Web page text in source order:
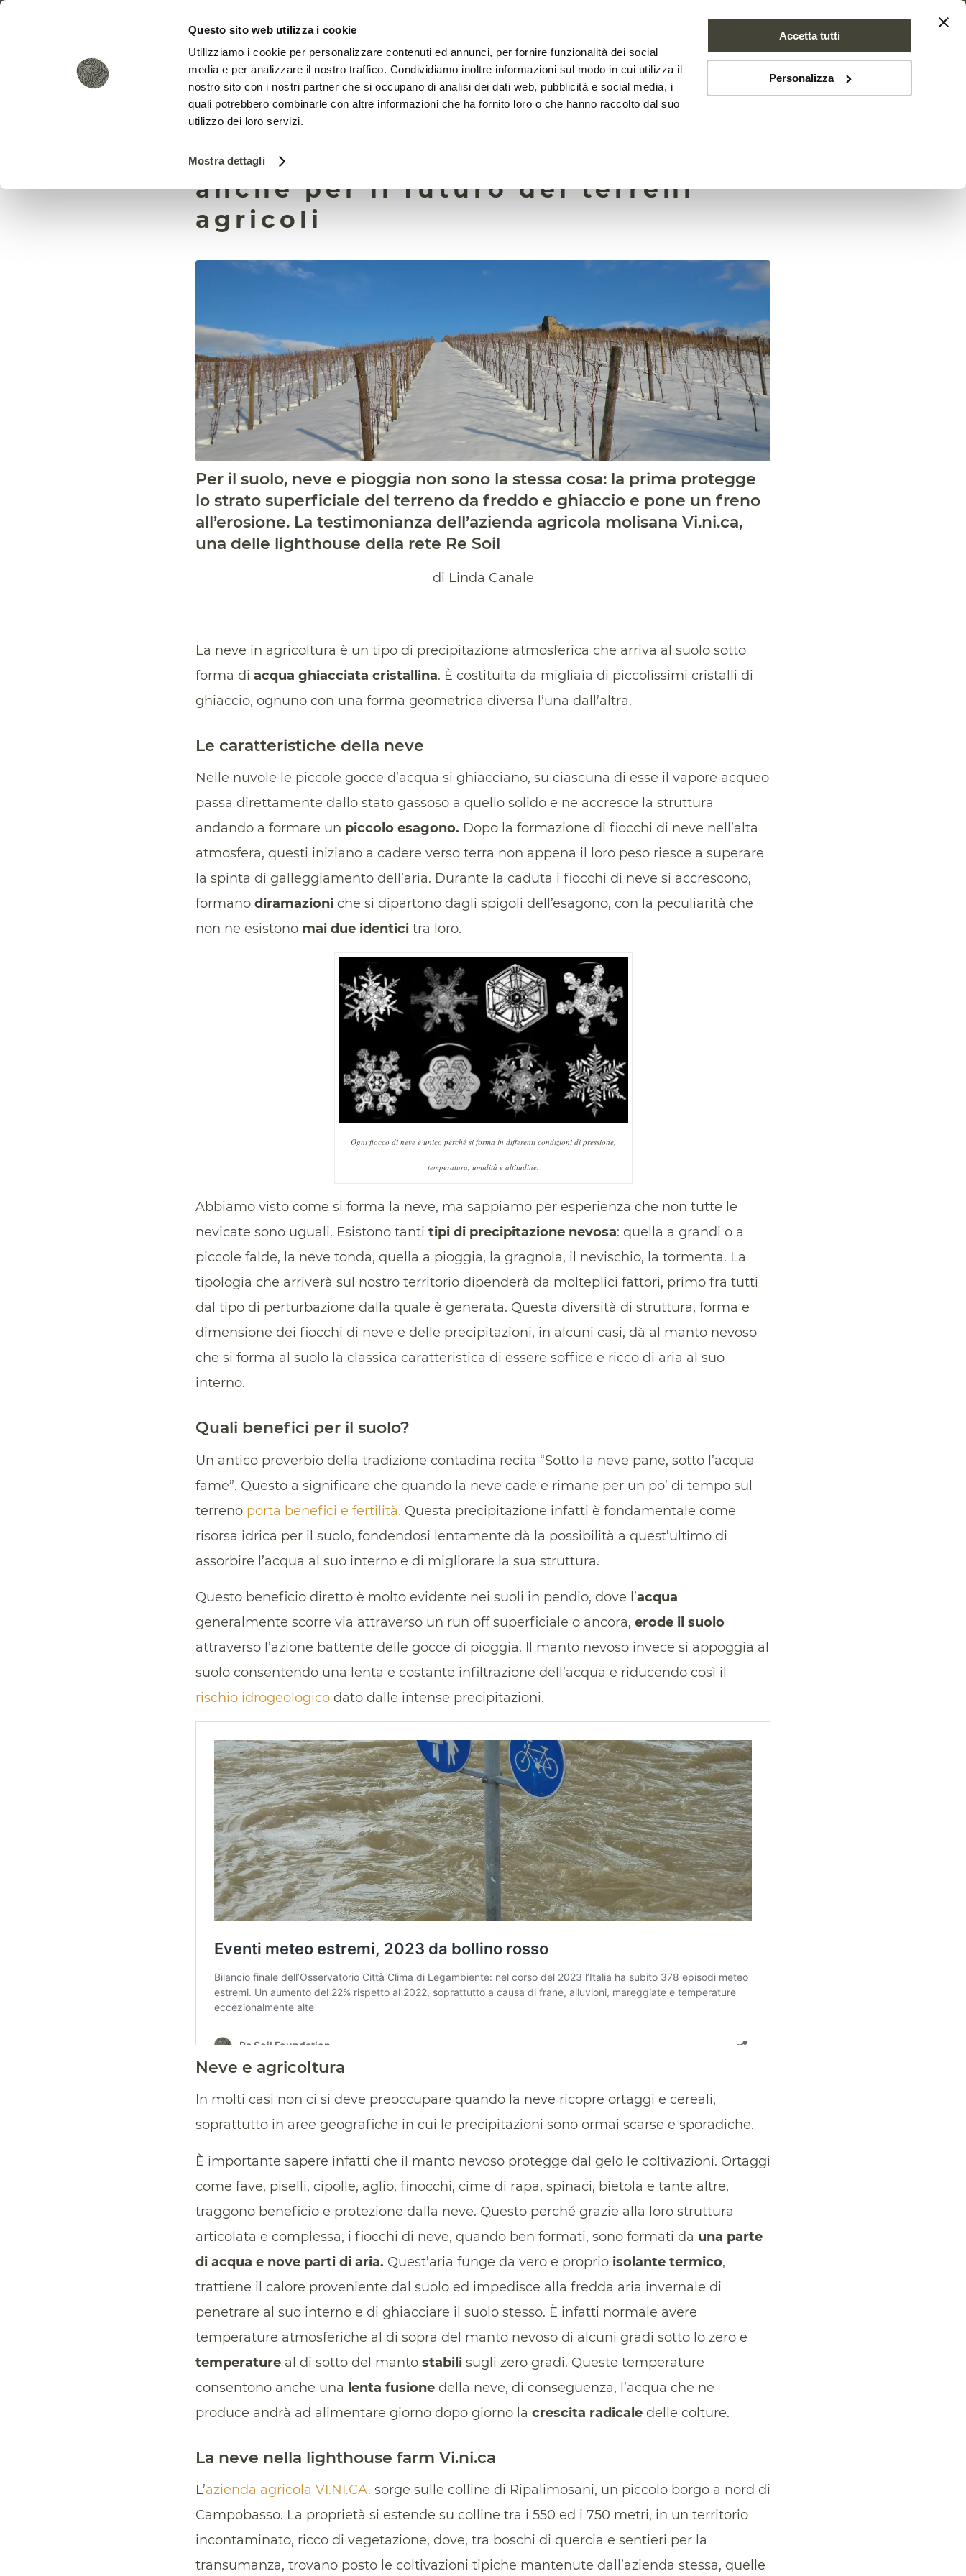
Questo sito web utilizza i cookie
Utilizziamo i cookie per personalizzare contenuti ed annunci, per fornire funzionalità dei social
media e per analizzare il nostro traffico. Condividiamo inoltre informazioni sul modo in cui utilizza il
nostro sito con i nostri partner che si occupano di analisi dei dati web, pubblicità e social media, i
quali potrebbero combinarle con altre informazioni che ha fornito loro o che hanno raccolto dal suo
utilizzo dei loro servizi.
Mostra dettagli
Accetta tutti
Personalizza
LA FONDAZIONE ATTIVITÀ RISORSE LIGHTHOUSE FARMS NEWS CONTATTI
La neve scompare. Un problema
anche per il futuro dei terreni
agricoli
Per il suolo, neve e pioggia non sono la stessa cosa: la prima protegge
lo strato superficiale del terreno da freddo e ghiaccio e pone un freno
all’erosione. La testimonianza dell’azienda agricola molisana Vi.ni.ca,
una delle lighthouse della rete Re Soil
di Linda Canale
La neve in agricoltura è un tipo di precipitazione atmosferica che arriva al suolo sotto
forma di acqua ghiacciata cristallina. È costituita da migliaia di piccolissimi cristalli di
ghiaccio, ognuno con una forma geometrica diversa l’una dall’altra.
Le caratteristiche della neve
Nelle nuvole le piccole gocce d’acqua si ghiacciano, su ciascuna di esse il vapore acqueo
passa direttamente dallo stato gassoso a quello solido e ne accresce la struttura
andando a formare un piccolo esagono. Dopo la formazione di fiocchi di neve nell’alta
atmosfera, questi iniziano a cadere verso terra non appena il loro peso riesce a superare
la spinta di galleggiamento dell’aria. Durante la caduta i fiocchi di neve si accrescono,
formano diramazioni che si dipartono dagli spigoli dell’esagono, con la peculiarità che
non ne esistono mai due identici tra loro.
Ogni fiocco di neve è unico perché si forma in differenti condizioni di pressione,
temperatura, umidità e altitudine.
Abbiamo visto come si forma la neve, ma sappiamo per esperienza che non tutte le
nevicate sono uguali. Esistono tanti tipi di precipitazione nevosa: quella a grandi o a
piccole falde, la neve tonda, quella a pioggia, la gragnola, il nevischio, la tormenta. La
tipologia che arriverà sul nostro territorio dipenderà da molteplici fattori, primo fra tutti
dal tipo di perturbazione dalla quale è generata. Questa diversità di struttura, forma e
dimensione dei fiocchi di neve e delle precipitazioni, in alcuni casi, dà al manto nevoso
che si forma al suolo la classica caratteristica di essere soffice e ricco di aria al suo
interno.
Quali benefici per il suolo?
Un antico proverbio della tradizione contadina recita “Sotto la neve pane, sotto l’acqua
fame”. Questo a significare che quando la neve cade e rimane per un po’ di tempo sul
terreno porta benefici e fertilità. Questa precipitazione infatti è fondamentale come
risorsa idrica per il suolo, fondendosi lentamente dà la possibilità a quest’ultimo di
assorbire l’acqua al suo interno e di migliorare la sua struttura.
Questo beneficio diretto è molto evidente nei suoli in pendio, dove l’acqua
generalmente scorre via attraverso un run off superficiale o ancora, erode il suolo
attraverso l’azione battente delle gocce di pioggia. Il manto nevoso invece si appoggia al
suolo consentendo una lenta e costante infiltrazione dell’acqua e riducendo così il
rischio idrogeologico dato dalle intense precipitazioni.
Neve e agricoltura
In molti casi non ci si deve preoccupare quando la neve ricopre ortaggi e cereali,
soprattutto in aree geografiche in cui le precipitazioni sono ormai scarse e sporadiche.
È importante sapere infatti che il manto nevoso protegge dal gelo le coltivazioni. Ortaggi
come fave, piselli, cipolle, aglio, finocchi, cime di rapa, spinaci, bietola e tante altre,
traggono beneficio e protezione dalla neve. Questo perché grazie alla loro struttura
articolata e complessa, i fiocchi di neve, quando ben formati, sono formati da una parte
di acqua e nove parti di aria. Quest’aria funge da vero e proprio isolante termico,
trattiene il calore proveniente dal suolo ed impedisce alla fredda aria invernale di
penetrare al suo interno e di ghiacciare il suolo stesso. È infatti normale avere
temperature atmosferiche al di sopra del manto nevoso di alcuni gradi sotto lo zero e
temperature al di sotto del manto stabili sugli zero gradi. Queste temperature
consentono anche una lenta fusione della neve, di conseguenza, l’acqua che ne
produce andrà ad alimentare giorno dopo giorno la crescita radicale delle colture.
La neve nella lighthouse farm Vi.ni.ca
L’azienda agricola VI.NI.CA. sorge sulle colline di Ripalimosani, un piccolo borgo a nord di
Campobasso. La proprietà si estende su colline tra i 550 ed i 750 metri, in un territorio
incontaminato, ricco di vegetazione, dove, tra boschi di quercia e sentieri per la
transumanza, trovano posto le coltivazioni tipiche mantenute dall’azienda stessa, quelle